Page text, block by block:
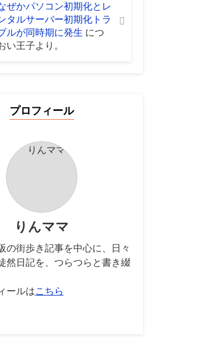
ぜかパソコン初期化とレ
タルサーバー初期化トラ
ルが同時期に発生 につ
い王子より。
プロフィール
りんママ
の街歩き記事を中心に、日々
然日記を、つらつらと書き綴
ールはこちら